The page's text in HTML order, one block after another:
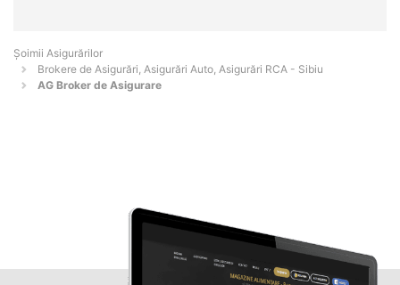
Șoimii Asigurărilor
Brokere de Asigurări, Asigurări Auto, Asigurări RCA - Sibiu
AG Broker de Asigurare